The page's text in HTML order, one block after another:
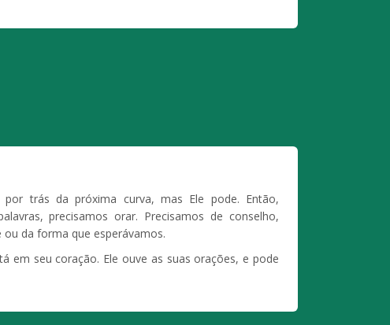
trás da próxima curva, mas Ele pode. Então,
precisamos orar. Precisamos de conselho,
da forma que esperávamos.
seu coração. Ele ouve as suas orações, e pode